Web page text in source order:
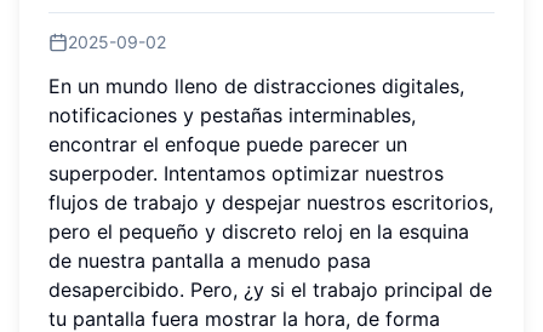
2025-09-02
En un mundo lleno de distracciones digitales,
notificaciones y pestañas interminables,
encontrar el enfoque puede parecer un
superpoder. Intentamos optimizar nuestros
flujos de trabajo y despejar nuestros escritorios,
pero el pequeño y discreto reloj en la esquina
de nuestra pantalla a menudo pasa
desapercibido. Pero, ¿y si el trabajo principal de
tu pantalla fuera mostrar la hora, de forma